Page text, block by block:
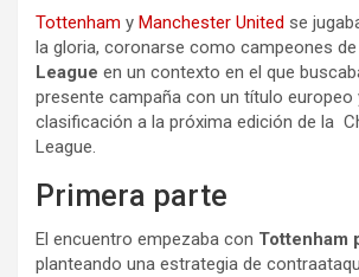
Tottenham y Manchester United se
la gloria, coronarse como campeones
League en un contexto en el que
presente campaña con un título europeo
clasificación a la próxima edición de la
League.
Primera parte
El encuentro empezaba con Tottenham
planteando una estrategia de